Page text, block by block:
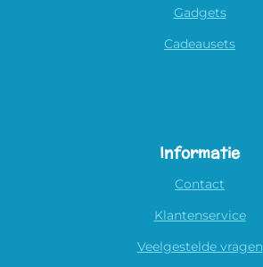
Gadgets
Cadeausets
Informatie
Contact
Klantenservice
Veelgestelde vragen